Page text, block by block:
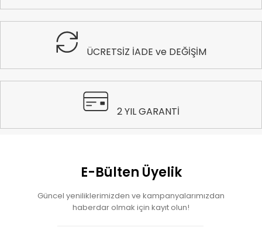
ÜCRETSİZ İADE ve DEĞİŞİM
2 YIL GARANTİ
E-Bülten Üyelik
Güncel yeniliklerimizden ve kampanyalarımızdan
haberdar olmak için kayıt olun!